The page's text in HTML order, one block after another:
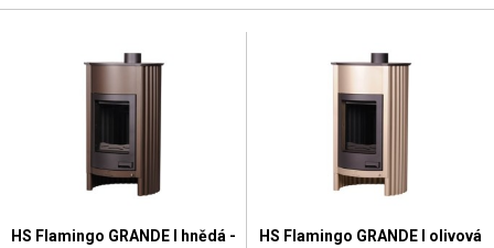
HS Flamingo GRANDE I hnědá -
HS Flamingo GRANDE I olivová